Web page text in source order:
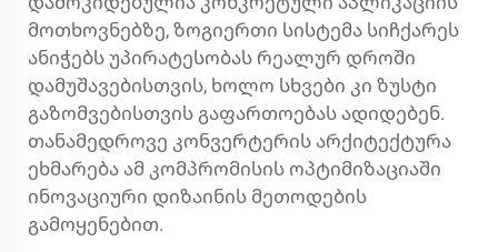
მოთხოვნებზე, ზოგიერთი სისტემა სიჩქარეს
ანიჭებს უპირატესობას რეალურ დროში
დამუშავებისთვის, ხოლო სხვები კი ზუსტი
გაზომვებისთვის გაფართოებას ადიდებენ.
თანამედროვე კონვერტერის არქიტექტურა
ეხმარება ამ კომპრომისის ოპტიმიზაციაში
ინოვაციური დიზაინის მეთოდების
გამოყენებით.